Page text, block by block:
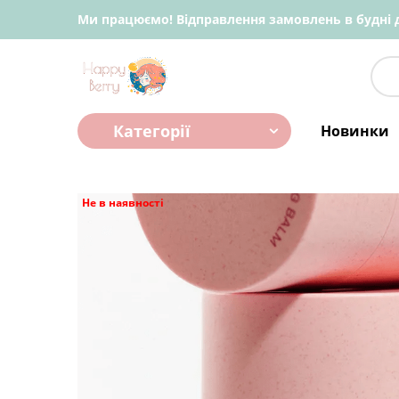
Ми працюємо! Відправлення замовлень в будні
Категорії Новинки
Не в наявності